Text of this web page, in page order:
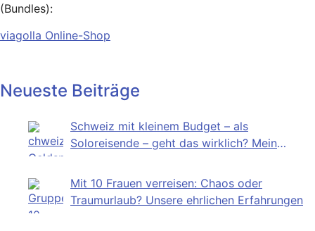
(Bundles):
viagolla Online-Shop
Neueste Beiträge
Schweiz mit kleinem Budget – als
Soloreisende – geht das wirklich? Mein
Mit 10 Frauen verreisen: Chaos oder
Traumurlaub? Unsere ehrlichen Erfahrungen